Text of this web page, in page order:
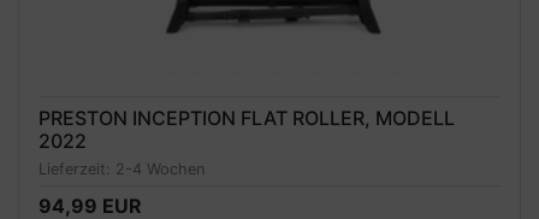
PRESTON INCEPTION FLAT ROLLER, MODELL
2022
Lieferzeit: 2-4 Wochen
94,99 EUR